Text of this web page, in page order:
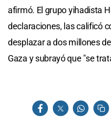
afirmó. El grupo yihadista
declaraciones, las calificó
desplazar a dos millones
Gaza y subrayó que "se